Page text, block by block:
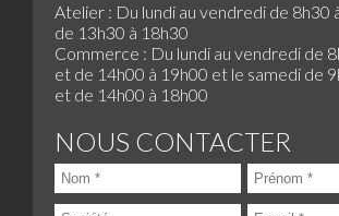
Atelier : Du lundi au vendredi de 8h30
de 13h30 à 18h30
Commerce : Du lundi au vendredi de
et de 14h00 à 19h00 et le samedi de
et de 14h00 à 18h00
NOUS CONTACTER